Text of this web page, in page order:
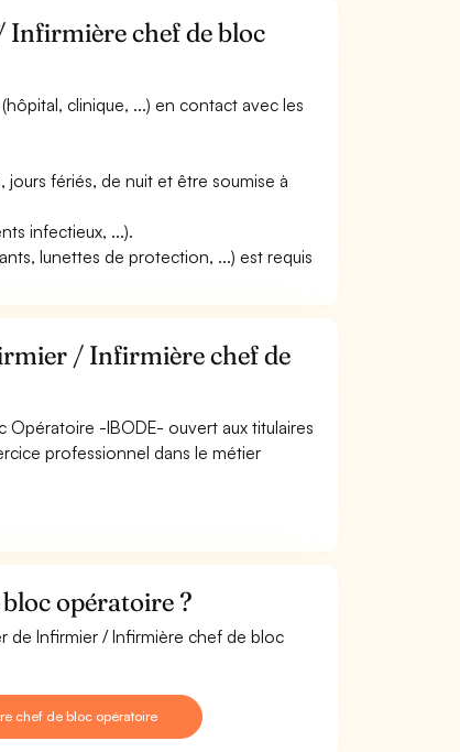
Infirmière chef de bloc
clinique, ...) en contact avec les
fériés, de nuit et être soumise à
infectieux, ...).
lunettes de protection, ...) est requis
/ Infirmière chef de
-IBODE- ouvert aux titulaires
professionnel dans le métier
opératoire ?
de Infirmier / Infirmière chef de bloc
chef de bloc opératoire